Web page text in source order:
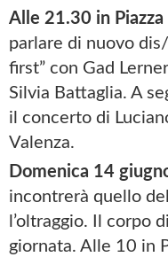
Alle 21.30 in Piazza
parlare di nuovo
first” con Gad
Silvia Battaglia. A
il concerto di
Valenza.
Domenica 14
incontrerà quello
l’oltraggio. Il corpo
giornata. Alle 10 in